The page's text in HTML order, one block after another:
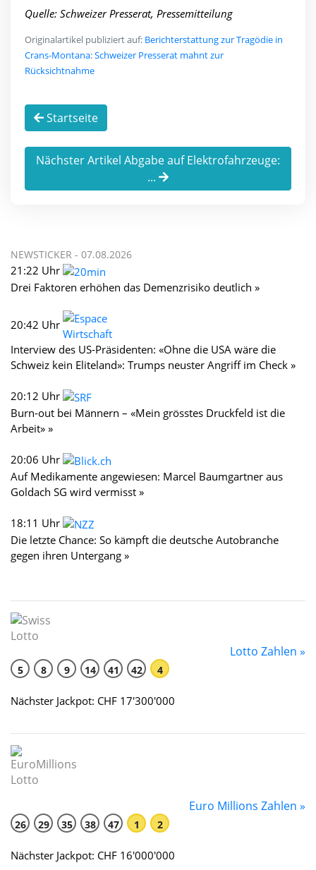
Quelle: Schweizer Presserat, Pressemitteilung
Originalartikel publiziert auf: Berichterstattung zur Tragödie in
Crans-Montana: Schweizer Presserat mahnt zur
Rücksichtnahme
Startseite
Nächster Artikel Abgabe auf Elektrofahrzeuge:
...
NEWSTICKER - 07.08.2026
21:22 Uhr
Drei Faktoren erhöhen das Demenzrisiko deutlich »
20:42 Uhr
Interview des US-Präsidenten: «Ohne die USA wäre die
Schweiz kein Eliteland»: Trumps neuster Angriff im Check »
20:12 Uhr
Burn-out bei Männern – «Mein grösstes Druckfeld ist die
Arbeit» »
20:06 Uhr
Auf Medikamente angewiesen: Marcel Baumgartner aus
Goldach SG wird vermisst »
18:11 Uhr
Die letzte Chance: So kämpft die deutsche Autobranche
gegen ihren Untergang »
Lotto Zahlen »
5 8 9 14 41 42 4
Nächster Jackpot: CHF 17'300'000
Euro Millions Zahlen »
26 29 35 38 47 1 2
Nächster Jackpot: CHF 16'000'000